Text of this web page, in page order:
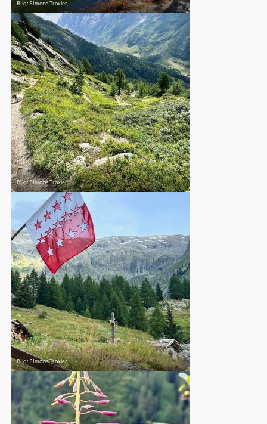
Skipässe
Bike-
Tickets
Gutscheine
Souvenirs
Bild: Simone Troxler,
Bild: Simone Troxler,
Bild: Simone Troxler,